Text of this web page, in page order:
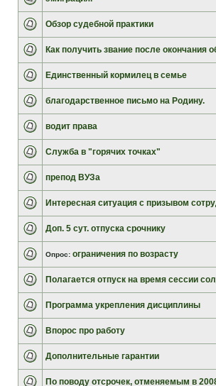
Обзор судебной практики
Как получить звание после окончания
Единственный кормилец в семье
благодарственное письмо на Родину.
водит права
Служба в "горячих точках"
препод ВУЗа
Интересная ситуация с призывом
Доп. 5 сут. отпуска срочнику
Опрос: ограничения по возрасту
Полагается отпуск на время сессии
Программа укрепления дисциплины
Впорос про работу
Дополнительные гарантии
По поводу отсрочек, отменяемым в